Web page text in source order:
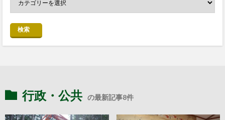
検索
行政・公共 の最新記事8件